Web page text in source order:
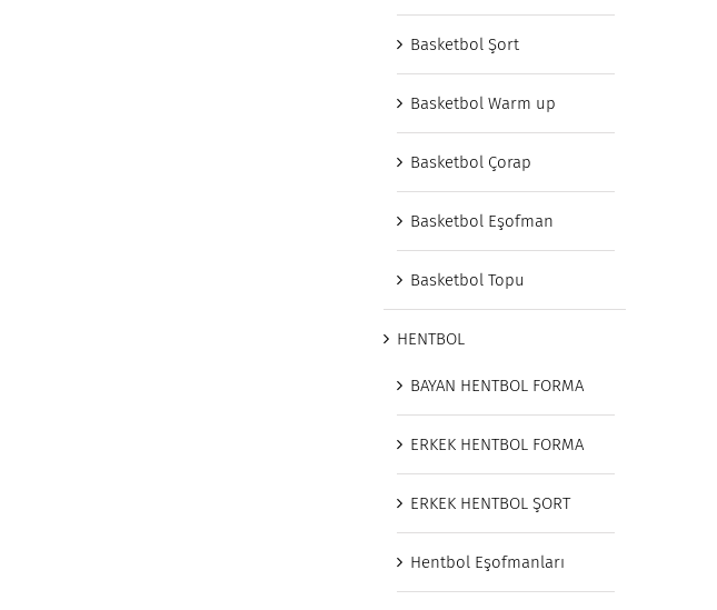
Basketbol Şort
Basketbol Warm up
Basketbol Çorap
Basketbol Eşofman
Basketbol Topu
HENTBOL
BAYAN HENTBOL FORMA
ERKEK HENTBOL FORMA
ERKEK HENTBOL ŞORT
Hentbol Eşofmanları